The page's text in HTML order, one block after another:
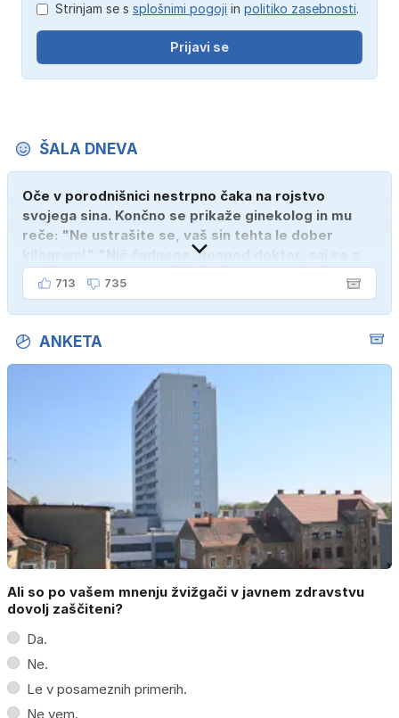
Strinjam se s splošnimi pogoji in politiko zasebnosti.
Prijavi se
ŠALA DNEVA
Oče v porodnišnici nestrpno čaka na rojstvo
svojega sina. Končno se prikaže ginekolog in mu
reče: "Ne ustrašite se, vaš sin tehta le dober
kilogram!" "Nič čudnega, gospod doktor, saj se z
ženo poznava šele tri mesece."
713 735
ANKETA
Ali so po vašem mnenju žvižgači v javnem zdravstvu
dovolj zaščiteni?
Da.
Ne.
Le v posameznih primerih.
Ne vem.